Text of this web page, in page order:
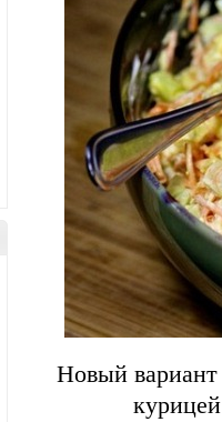
Новый вариант